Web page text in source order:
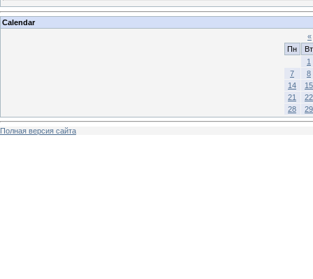
Calendar
«
Пн
Вт
1
7
8
14
15
21
22
28
29
Полная версия сайта